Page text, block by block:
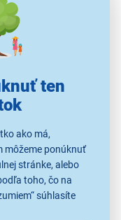
ten
ako má,
môžeme ponúknuť
stránke, alebo
toho, čo na
súhlasíte
preto výhodou, ak
častého
väčšia
a na veľkej